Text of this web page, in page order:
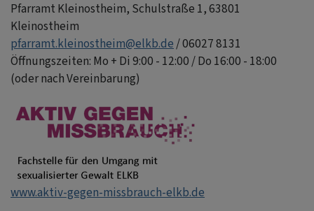
Pfarramt Kleinostheim, Schulstraße 1, 63801
Kleinostheim
pfarramt.kleinostheim@elkb.de/ 06027 8131
Öffnungszeiten: Mo + Di 9:00 - 12:00 / Do 16:00 - 18:00
(oder nach Vereinbarung)
www.aktiv-gegen-missbrauch-elkb.de